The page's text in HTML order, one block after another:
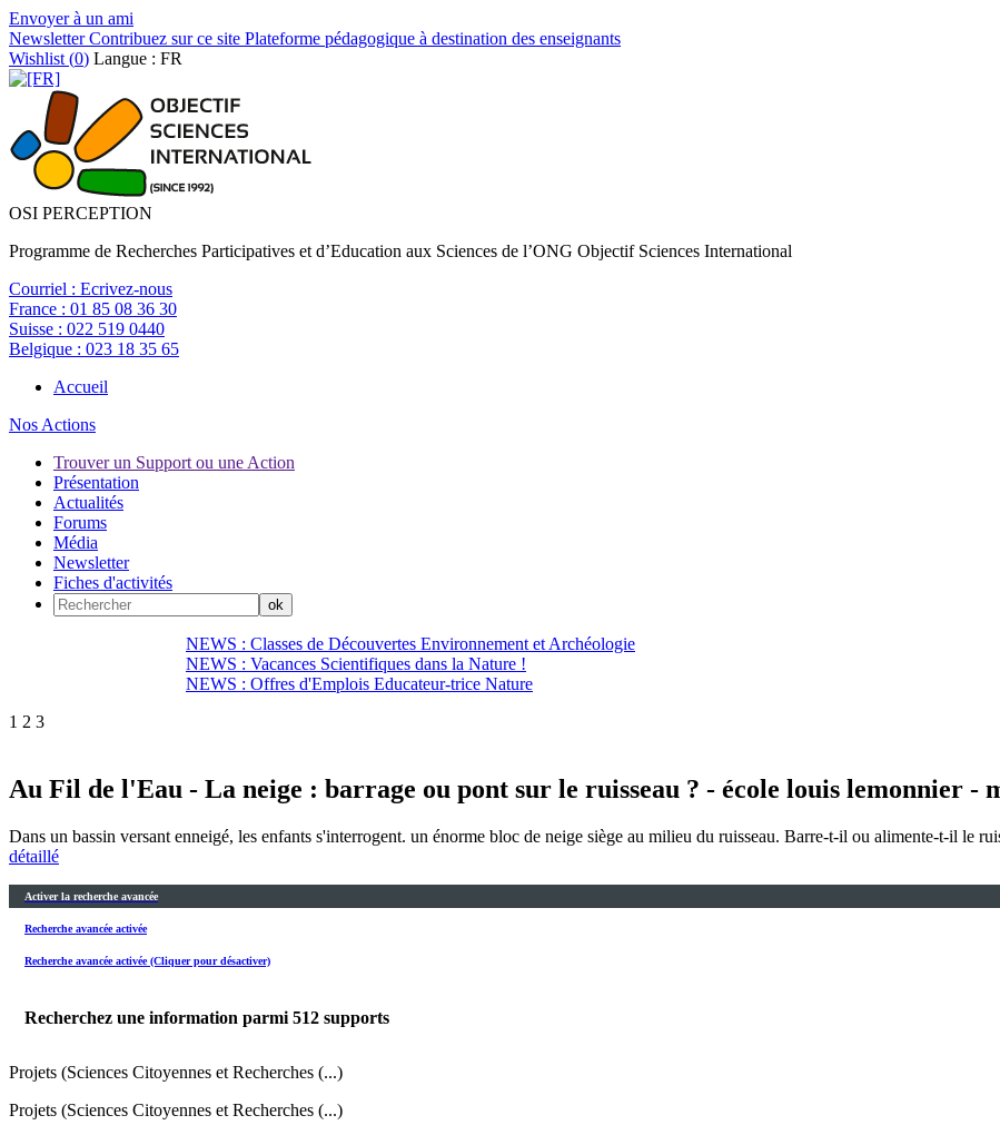
Envoyer à un ami
NewsletterContribuez sur ce site Plateforme pédagogique à destination des enseignants
Wishlist (0) Langue : FR
OSI PERCEPTION
Programme de Recherches Participatives et d’Education aux Sciences de l’ONG Objectif Sciences International
Courriel : Ecrivez-nous
France : 01 85 08 36 30
Suisse : 022 519 0440
Belgique : 023 18 35 65
Accueil
Nos Actions
Trouver un Support ou une Action
Présentation
Actualités
Forums
Média
Newsletter
Fiches d'activités
NEWS : Classes de Découvertes Environnement et Archéologie
NEWS : Vacances Scientifiques dans la Nature !
NEWS : Offres d'Emplois Educateur-trice Nature
1 2 3
Au Fil de l'Eau - La neige : barrage ou pont sur le ruisseau ? - école louis lemonnier -
Dans un bassin versant enneigé, les enfants s'interrogent. un énorme bloc de neige siège au milieu du ruisseau. Barre-t-il ou alimente-t-il le
détaillé
Activer la recherche avancée
Recherche avancée activée
Recherche avancée activée (Cliquer pour désactiver)
Recherchez une information parmi 512 supports
Projets (Sciences Citoyennes et Recherches (...)
Projets (Sciences Citoyennes et Recherches (...)